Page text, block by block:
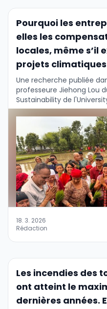
Pourquoi les
elles les
locales, même s’il
projets climatiques
Une recherche publiée
professeure Jiehong Lou
Sustainability de
paradoxe intéressant
18. 3. 2026
Rédaction
Les incendies des
ont atteint le
dernières années.